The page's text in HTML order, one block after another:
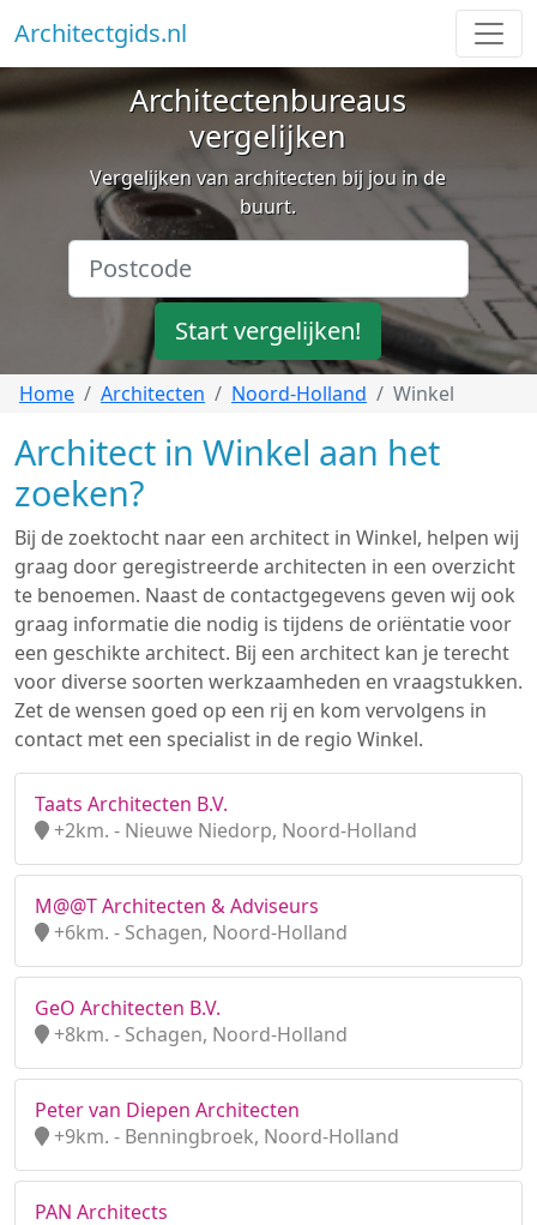
Architectgids.nl
Architectenbureaus
vergelijken
Vergelijken van architecten bij jou in de
buurt.
Start vergelijken!
Home Architecten Noord-Holland Winkel
Architect in Winkel aan het
zoeken?
Bij de zoektocht naar een architect in Winkel, helpen wij
graag door geregistreerde architecten in een overzicht
te benoemen. Naast de contactgegevens geven wij ook
graag informatie die nodig is tijdens de oriëntatie voor
een geschikte architect. Bij een architect kan je terecht
voor diverse soorten werkzaamheden en vraagstukken.
Zet de wensen goed op een rij en kom vervolgens in
contact met een specialist in de regio Winkel.
Taats Architecten B.V.
+2km. - Nieuwe Niedorp, Noord-Holland
M@@T Architecten & Adviseurs
+6km. - Schagen, Noord-Holland
GeO Architecten B.V.
+8km. - Schagen, Noord-Holland
Peter van Diepen Architecten
+9km. - Benningbroek, Noord-Holland
PAN Architects